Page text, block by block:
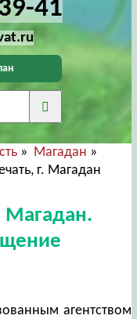
41
» Магадан »
г. Магадан
Магадан.
агентством